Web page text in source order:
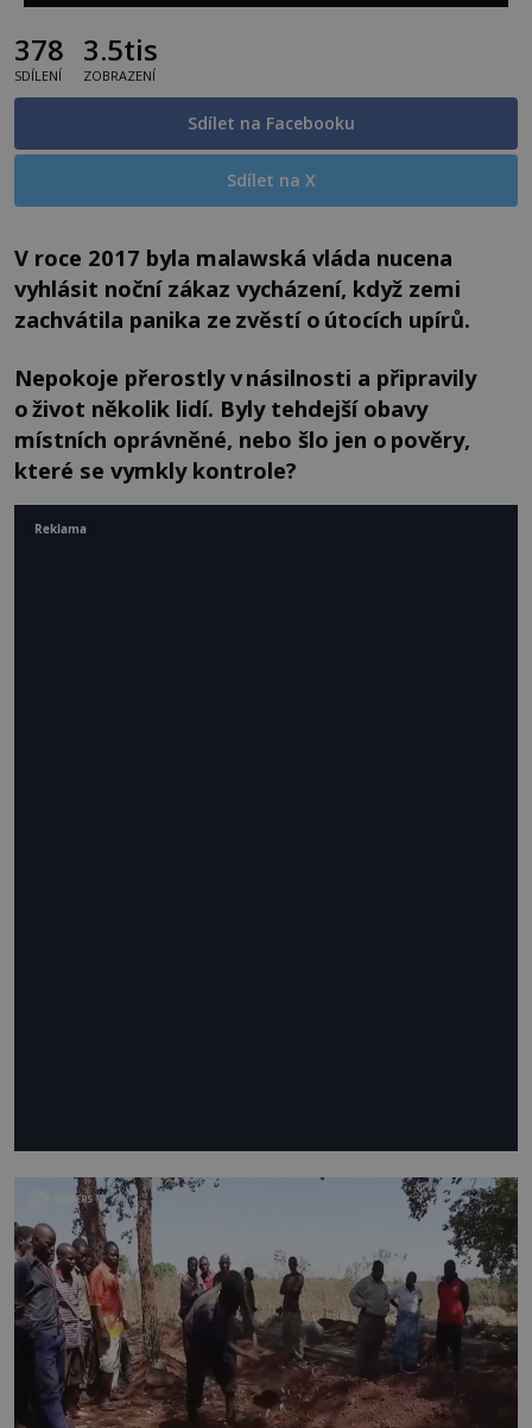
378
SDÍLENÍ
3.5tis
ZOBRAZENÍ
Sdílet na Facebooku
Sdílet na X
V roce 2017 byla malawská vláda nucena
vyhlásit noční zákaz vycházení, když zemi
zachvátila panika ze zvěstí o útocích upírů.
Nepokoje přerostly v násilnosti a připravily
o život několik lidí. Byly tehdejší obavy
místních oprávněné, nebo šlo jen o pověry,
které se vymkly kontrole?
Reklama